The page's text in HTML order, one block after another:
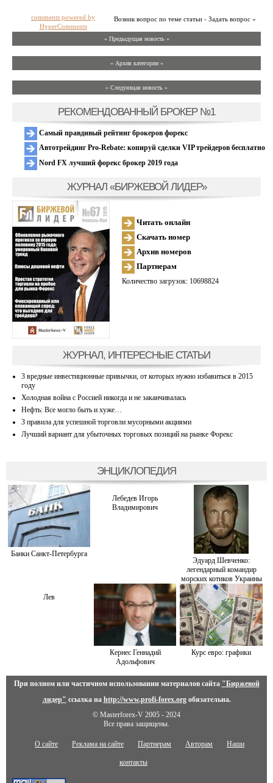
Возник вопрос по теме статьи - Задать вопрос »
comments powered by
HyperComments
« Предыдущая новость «
» Архив категории «
» Следующая новость »
РЕКОМЕНДОВАННЫЙ БРОКЕР №1
Самый правдивый рейтинг брокеров форекс
Автотрейдинг Pro-Rebate: копируй сделки VIP трейдеров бесплатно
Nord FX лучший форекс брокер 2019 года
ЖУРНАЛ «БИРЖЕВОЙ ЛИДЕР»
Читать онлайн
Скачать номер
Архив номеров
Партнерам
Количество загрузок: 10698824
ЖУРНАЛ, ИНТЕРЕСНЫЕ СТАТЬИ
3 вредные инвестиционные привычки, от которых нужно избавиться в 2015
году
Холодная война с Россией никогда и не заканчивалась
Нефть: Все могло быть и хуже…
3 правила для успешной торговли мусорными акциями
Лучший вариант для убыточных торговых позиций на рынке Форекс
ЭНЦИКЛОПЕДИЯ
Банки Санкт-Петербурга
Лебедев Игорь
Владимирович
Эдуард Шевченко:
легендарный командир
морских котиков Украины
Лев
Кернес Геннадий
Адольфович
Курс евро: графики
При полном или частичном использовании материалов сайта "Биржевой
лидер" ссылка на http://www.profi-forex.orgобязательна.
© Masterforex-V 2005 - 2024
Все права защищены.
О сайте Реклама на сайте Партнерам Авторам Наши
контакты